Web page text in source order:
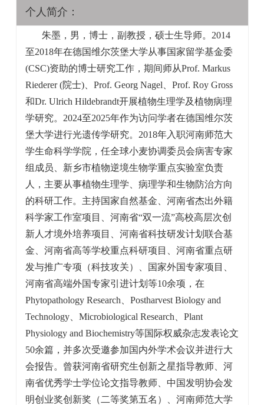
个人简介：
朱墨，男，博士，副教授，硕士生导师。2014
至2018年在德国维尔茨堡大学从事国家留学基金委
(CSC)资助的博士研究工作，期间师从Prof. Markus
Riederer(院士)、 Prof. Georg Nagel、Prof. Roy Gross
和Dr. Ulrich Hildebrandt开展植物生理学及植物病理
学研究。2024至2025年作为访问学者在德国维尔茨
堡大学进行光遗传学研究。2018年入职河南师范大
学生命科学学院，任全球小麦协调委员会病害专家
组成员、新乡市植物逆境生物学重点实验室负责
人，主要从事植物生理学、病理学和生物防治方向
的科研工作。主持国家自然基金、河南省杰出外籍
科学家工作室项目、河南省“双一流”高校高层次创
新人才境外培养项目、河南省科技研发计划联合基
金、河南省高等学校重点科研项目、河南省重点研
发与推广专项（科技攻关）、国家外国专家项目、
河南省高端外国专家引进计划等10余项，在
Phytopathology Research、Postharvest Biology and
Technology、Microbiological Research、Plant
Physiology and Biochemistry等国际权威杂志发表论文
50余篇，并多次受邀参加国内外学术会议并进行大
会报告。曾获河南省研究生创新之星指导教师、河
南省优秀学士学位论文指导教师、中国发明协会发
明创业奖创新奖（二等奖第五名）、河南师范大学